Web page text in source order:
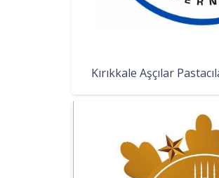
Kırıkkale Aşçılar